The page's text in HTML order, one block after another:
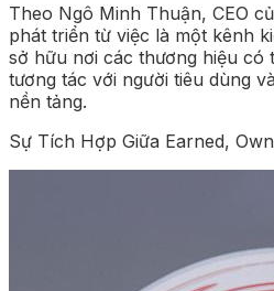
Theo Ngô Minh Thuận, CEO
phát triển từ việc là một kênh
sở hữu nơi các thương hiệu có
tương tác với người tiêu dùng
nền tảng.
Sự Tích Hợp Giữa Earned,